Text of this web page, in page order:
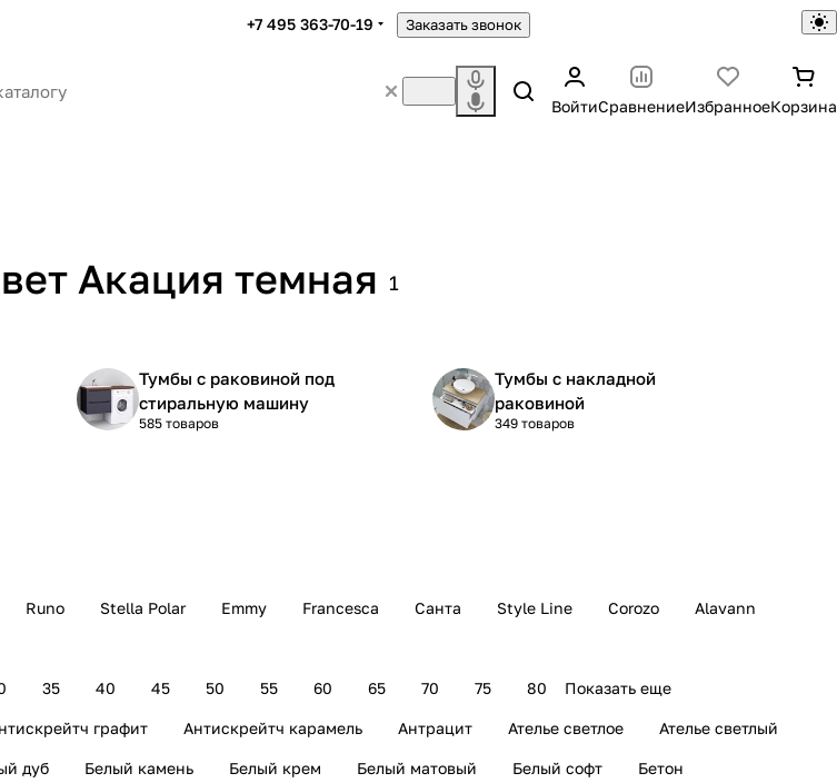
+7 495 363-70-19 Заказать звонок
ВойтиСравнениеИзбранноеКорзина
Акация темная 1
Тумбы с раковиной под
стиральную машину
585 товаров
Тумбы с накладной
раковиной
349 товаров
Runo Stella Polar Emmy Francesca Санта Style Line Corozo Alavann
35 40 45 50 55 60 65 70 75 80 Показать еще
графит Антискрейтч карамель Антрацит Ателье светлое Ателье светлый
дуб Белый камень Белый крем Белый матовый Белый софт Бетон